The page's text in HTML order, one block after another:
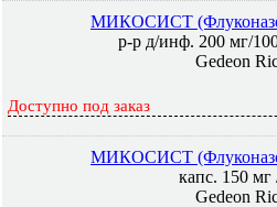
МИКОСИСТ
р-р д/инф. 200 мг/
Gedeon
Доступно под заказ
МИКОСИСТ
капс. 150 мг
Gedeon